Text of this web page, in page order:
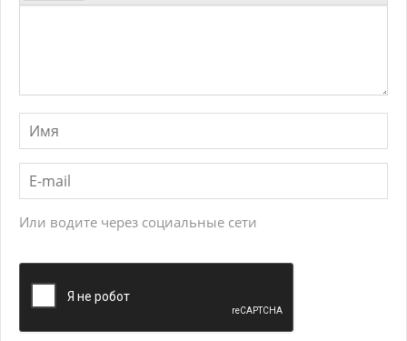
Или водите через социальные сети